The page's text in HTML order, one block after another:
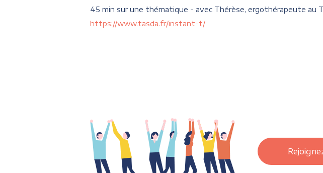
45 min sur une thématique - avec Thérèse, ergothérapeute au
https://www.tasda.fr/instant-t/